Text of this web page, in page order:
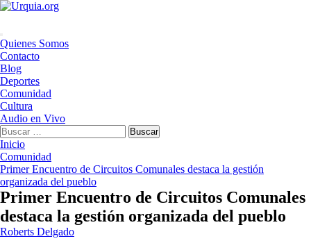
Saltar
Menú
principal
Quienes Somos
Contacto
Blog
Deportes
Comunidad
Cultura
Audio en Vivo
Buscar:
Inicio
Comunidad
Primer Encuentro de Circuitos Comunales destaca la gestión
organizada del pueblo
Primer Encuentro de Circuitos Comunales
destaca la gestión organizada del pueblo
Roberts Delgado